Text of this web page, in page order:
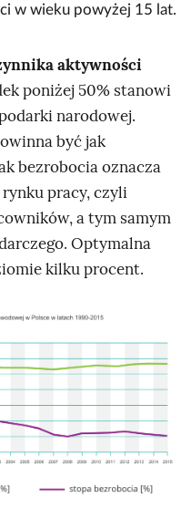
w wieku powyżej 15 lat.
aktywności
poniżej 50% stanowi
narodowej.
być jak
bezrobocia oznacza
pracy, czyli
a tym samym
Optymalna
kilku procent.